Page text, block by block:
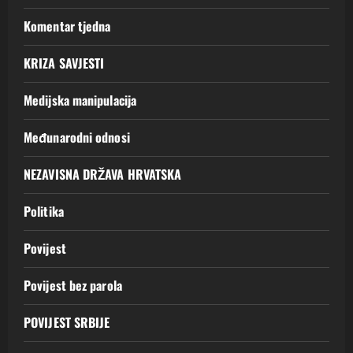
Komentar tjedna
KRIZA SAVJESTI
Medijska manipulacija
Međunarodni odnosi
NEZAVISNA DRŽAVA HRVATSKA
Politika
Povijest
Povijest bez parola
POVIJEST SRBIJE